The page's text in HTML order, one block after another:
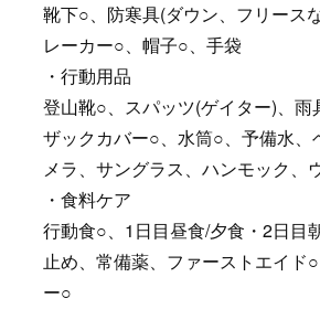
靴下○、防寒具(ダウン、フリース
レーカー○、帽子○、手袋
・行動用品
登山靴○、スパッツ(ゲイター)、雨
ザックカバー○、水筒○、予備水、
メラ、サングラス、ハンモック、
・食料ケア
行動食○、1日目昼食/夕食・2日目
止め、常備薬、ファーストエイド
ー○